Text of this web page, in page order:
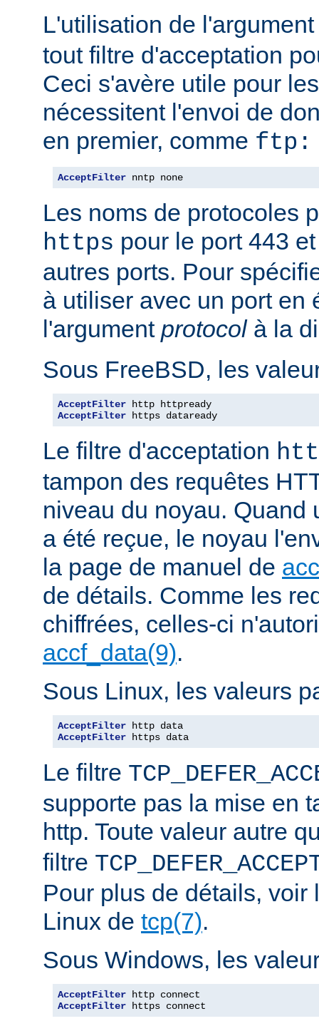
L'utilisation de
tout filtre d'acceptation
Ceci s'avère utile pour
nécessitent l'envoi de
en premier, comme ftp:
AcceptFilter nntp none
Les noms de protocoles
https pour le port 443
autres ports. Pour
à utiliser avec un port en
l'argument protocolà la
Sous FreeBSD, les
AcceptFilter
AcceptFilter https dataready
Le filtre d'acceptation
tampon des requêtes
niveau du noyau. Quand
a été reçue, le noyau
la page de manuel de
de détails. Comme les
chiffrées, celles-ci
accf_data(9).
Sous Linux, les valeurs
AcceptFilter
AcceptFilter https data
Le filtre
supporte pas la mise en
http. Toute valeur autre
filtre
Pour plus de détails, voir
Linux de tcp(7).
Sous Windows, les
AcceptFilter
AcceptFilter https connect